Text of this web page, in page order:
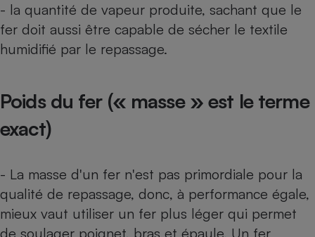
- la quantité de vapeur produite, sachant que le
fer doit aussi être capable de sécher le textile
humidifié par le repassage.
Poids du fer (« masse » est le terme
exact)
- La masse d'un fer n'est pas primordiale pour la
qualité de repassage, donc, à performance égale,
mieux vaut utiliser un fer plus léger qui permet
de soulager poignet, bras et épaule. Un fer